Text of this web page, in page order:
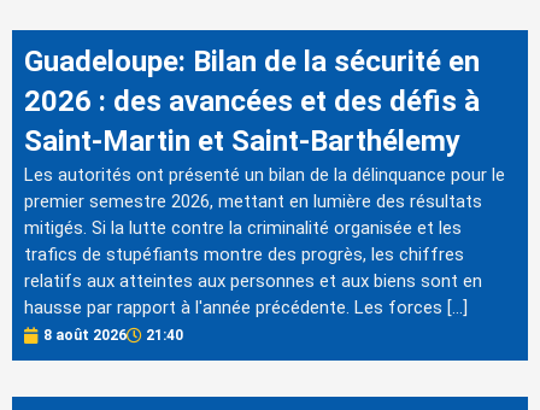
Guadeloupe: Bilan de la sécurité en
2026 : des avancées et des défis à
Saint-Martin et Saint-Barthélemy
Les autorités ont présenté un bilan de la délinquance pour le
premier semestre 2026, mettant en lumière des résultats
mitigés. Si la lutte contre la criminalité organisée et les
trafics de stupéfiants montre des progrès, les chiffres
relatifs aux atteintes aux personnes et aux biens sont en
hausse par rapport à l'année précédente. Les forces […]
8 août 2026 21:40